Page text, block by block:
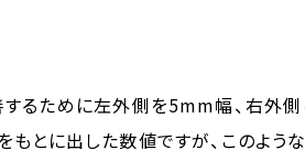
るために左外側を5mm幅、右外
とに出した数値ですが、このよう